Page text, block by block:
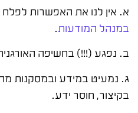
א. אין לנו את האפשרות
במנהל המודעות.
ב. נפגע (!!!) בחשיפה
ג. נמעיט במידע ובמסקנות
בקיצור, חוסר ידע.